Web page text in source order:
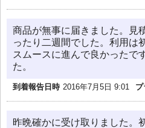
商品が無事に届きました。見
ったり二週間でした。利用は
スムースに進んで良かったで
た。
到着報告日時 2016年7月5日 9:01 プ
昨晩確かに受け取りました。